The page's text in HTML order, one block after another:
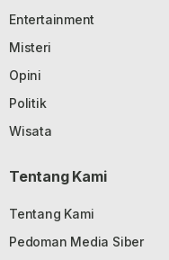
Entertainment
Misteri
Opini
Politik
Wisata
Tentang Kami
Tentang Kami
Pedoman Media Siber